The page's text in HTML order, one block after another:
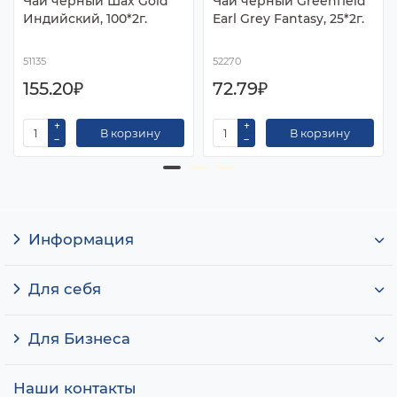
Индийский, 100*2г.
51135
155.20₽
В корзину
Earl Grey Fantasy, 25*2г.
52270
72.79₽
В корзину
Информация
Для себя
Для Бизнеса
Наши контакты